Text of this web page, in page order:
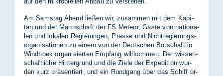
Am Sams­tag Abend lie­ßen wir, zu­sam­men mit dem Ka­pi­
tän und der Mann­schaft der FS Me­te­or, Gäs­te von na­tio­na­
len und lo­ka­len Re­gie­run­gen, Pres­se und Nicht­re­gie­rungs­
or­ga­ni­sa­tio­nen zu ei­nem von der Deut­schen Bot­schaft in
Wind­ho­ek or­ga­ni­sier­ten Emp­fang will­kom­men. Der wis­sen­
schaft­li­che Hin­ter­grund und die Zie­le der Ex­pe­di­ti­on wur­
den kurz prä­sen­tiert, und ein Rund­gang über das Schiff or­